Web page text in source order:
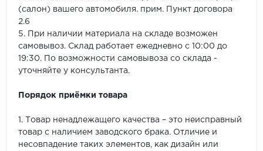
(салон) вашего автомобиля. прим. Пункт договора
2.6
5. При наличии материала на складе возможен
самовывоз. Склад работает ежедневно с 10:00 до
19:30. По возможности самовывоза со склада -
уточняйте у консультанта.
Порядок приёмки товара
1. Товар ненадлежащего качества – это неисправный
товар с наличием заводского брака. Отличие и
несовпадение таких элементов, как дизайн или